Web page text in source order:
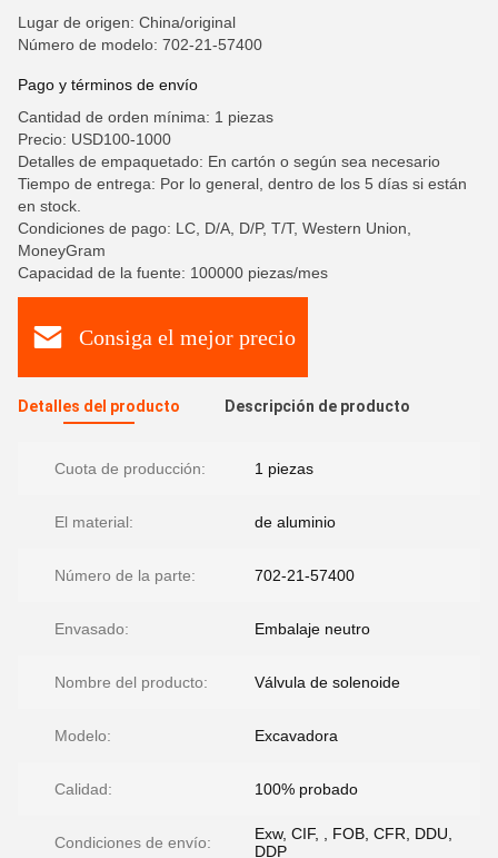
Lugar de origen: China/original
Número de modelo: 702-21-57400
Pago y términos de envío
Cantidad de orden mínima: 1 piezas
Precio: USD100-1000
Detalles de empaquetado: En cartón o según sea necesario
Tiempo de entrega: Por lo general, dentro de los 5 días si están
en stock.
Condiciones de pago: LC, D/A, D/P, T/T, Western Union,
MoneyGram
Capacidad de la fuente: 100000 piezas/mes
Consiga el mejor precio
Detalles del producto Descripción de producto
Cuota de producción: 1 piezas
El material: de aluminio
Número de la parte: 702-21-57400
Envasado: Embalaje neutro
Nombre del producto: Válvula de solenoide
Modelo: Excavadora
Calidad: 100% probado
Condiciones de envío:
Exw, CIF, , FOB, CFR, DDU,
DDP